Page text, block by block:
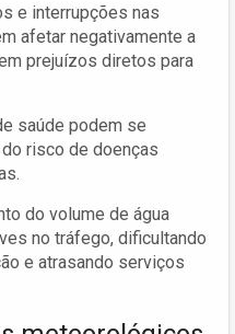
e interrupções nas
afetar negativamente a
prejuízos diretos para
saúde podem se
risco de doenças
do volume de água
no tráfego, dificultando
e atrasando serviços